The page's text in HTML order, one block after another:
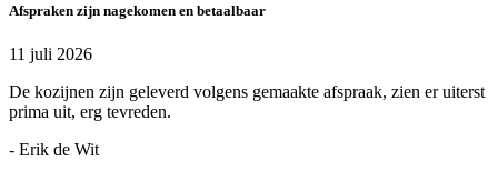
Afspraken zijn nagekomen en betaalbaar
11 juli 2026
De kozijnen zijn geleverd volgens gemaakte afspraak, zien er uiterst
prima uit, erg tevreden.
- Erik de Wit